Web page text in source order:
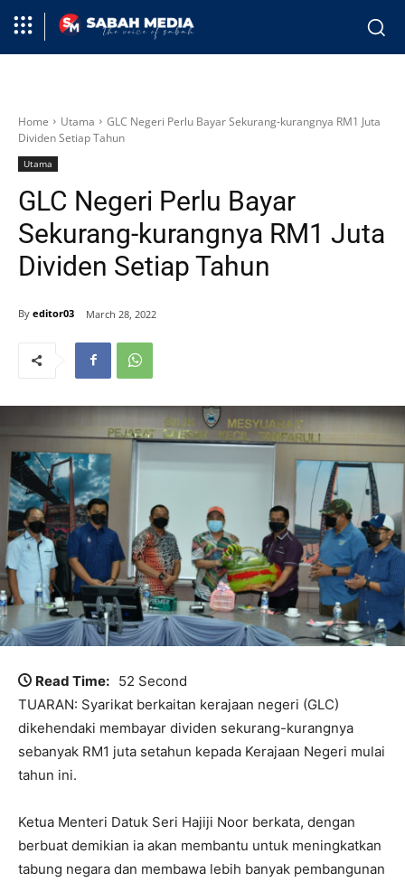
Home Utama
GLC Negeri Perlu Bayar Sekurang-kurangnya RM1 Juta
Dividen Setiap Tahun
Utama
GLC Negeri Perlu Bayar
Sekurang-kurangnya RM1 Juta
Dividen Setiap Tahun
By editor03 March 28, 2022
Read Time: 52 Second
TUARAN: Syarikat berkaitan kerajaan negeri (GLC)
dikehendaki membayar dividen sekurang-kurangnya
sebanyak RM1 juta setahun kepada Kerajaan Negeri mulai
tahun ini.
Ketua Menteri Datuk Seri Hajiji Noor berkata, dengan
berbuat demikian ia akan membantu untuk meningkatkan
tabung negara dan membawa lebih banyak pembangunan